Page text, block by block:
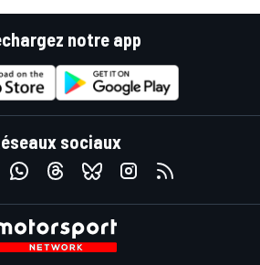
notre app
sociaux